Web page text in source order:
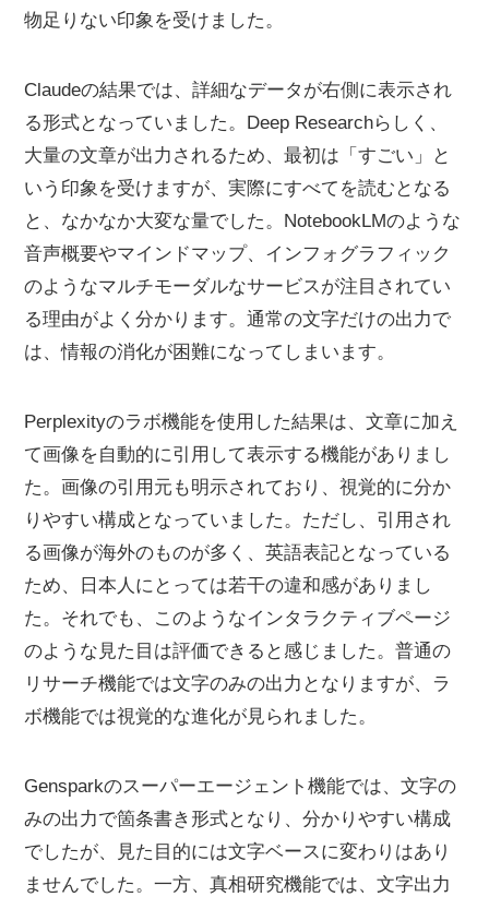
物足りない印象を受けました。
Claudeの結果では、詳細なデータが右側に表示され
る形式となっていました。Deep Researchらしく、
大量の文章が出力されるため、最初は「すごい」と
いう印象を受けますが、実際にすべてを読むとなる
と、なかなか大変な量でした。NotebookLMのような
音声概要やマインドマップ、インフォグラフィック
のようなマルチモーダルなサービスが注目されてい
る理由がよく分かります。通常の文字だけの出力で
は、情報の消化が困難になってしまいます。
Perplexityのラボ機能を使用した結果は、文章に加え
て画像を自動的に引用して表示する機能がありまし
た。画像の引用元も明示されており、視覚的に分か
りやすい構成となっていました。ただし、引用され
る画像が海外のものが多く、英語表記となっている
ため、日本人にとっては若干の違和感がありまし
た。それでも、このようなインタラクティブページ
のような見た目は評価できると感じました。普通の
リサーチ機能では文字のみの出力となりますが、ラ
ボ機能では視覚的な進化が見られました。
Gensparkのスーパーエージェント機能では、文字の
みの出力で箇条書き形式となり、分かりやすい構成
でしたが、見た目的には文字ベースに変わりはあり
ませんでした。一方、真相研究機能では、文字出力